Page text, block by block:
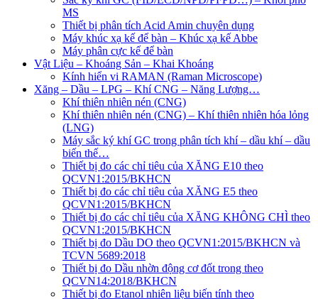
MS
Thiết bị phân tích Acid Amin chuyên dụng
Máy khúc xạ kế để bàn – Khúc xạ kế Abbe
Máy phân cực kế để bàn
Vật Liệu – Khoáng Sản – Khai Khoáng
Kính hiển vi RAMAN (Raman Microscope)
Xăng – Dầu – LPG – Khí CNG – Năng Lượng…
Khí thiên nhiên nén (CNG)
Khí thiên nhiên nén (CNG) – Khí thiên nhiên hóa lỏng
(LNG)
Máy sắc ký khí GC trong phân tích khí – dầu khí – dầu
biến thế…
Thiết bị đo các chỉ tiêu của XĂNG E10 theo
QCVN1:2015/BKHCN
Thiết bị đo các chỉ tiêu của XĂNG E5 theo
QCVN1:2015/BKHCN
Thiết bị đo các chỉ tiêu của XĂNG KHÔNG CHÌ theo
QCVN1:2015/BKHCN
Thiết bị đo Dầu DO theo QCVN1:2015/BKHCN và
TCVN 5689:2018
Thiết bị đo Dầu nhờn động cơ đốt trong theo
QCVN14:2018/BKHCN
Thiết bị đo Etanol nhiên liệu biến tính theo